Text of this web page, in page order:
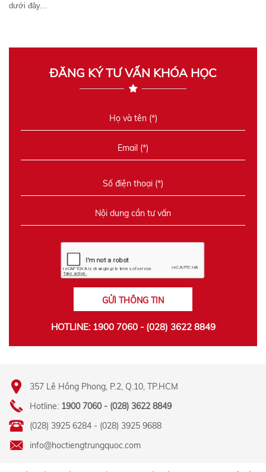
dưới đây...
ĐĂNG KÝ TƯ VẤN KHÓA HỌC
GỬI THÔNG TIN
HOTLINE: 1900 7060 - (028) 3622 8849
357 Lê Hồng Phong, P.2, Q.10, TP.HCM
Hotline: 1900 7060 - (028) 3622 8849
(028) 3925 6284 - (028) 3925 9688
info@hoctiengtrungquoc.com